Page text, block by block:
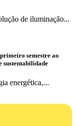
de iluminação...
semestre ao
sustentabilidade
energética,...